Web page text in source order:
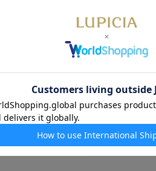
南アフリカ
※商品の改定
場合がござい
栄養成分表
商品仕様
■内容量／